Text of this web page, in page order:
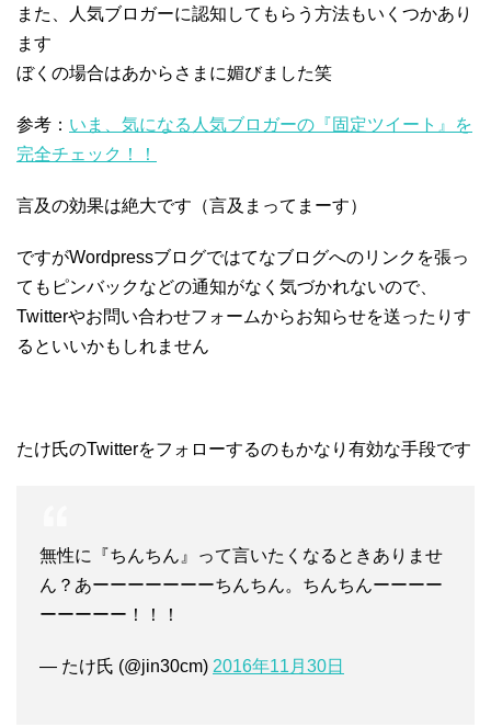
また、人気ブロガーに認知してもらう方法もいくつかあり
ます
ぼくの場合はあからさまに媚びました笑
参考： いま、気になる人気ブロガーの『固定ツイート』を
完全チェック！！
言及の効果は絶大です（言及まってまーす）
ですがWordpressブログではてなブログへのリンクを張っ
てもピンバックなどの通知がなく気づかれないので、
Twitterやお問い合わせフォームからお知らせを送ったりす
るといいかもしれません
たけ氏のTwitterをフォローするのもかなり有効な手段です
無性に『ちんちん』って言いたくなるときありませ
ん？あーーーーーーーちんちん。ちんちんーーーー
ーーーーー！！！
— たけ氏 (@jin30cm) 2016年11月30日